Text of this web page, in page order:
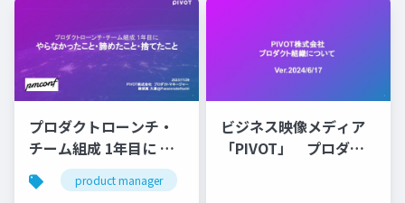
プロダクトローンチ・
チーム組成 1年目に や
らなかったこと・諦め
たこと・捨てたこと
product manager
ビジネス映像メディア
「PIVOT」 プロダク